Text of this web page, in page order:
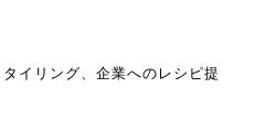
イリング、企業へのレシピ提